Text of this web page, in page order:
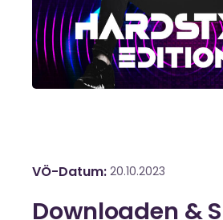
VÖ-Datum 20.10.2023
Downloaden &